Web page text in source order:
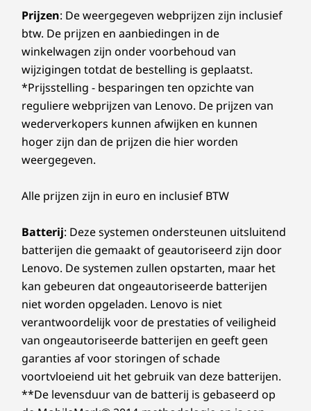
Prijzen: De weergegeven webprijzen zijn inclusief
btw. De prijzen en aanbiedingen in de
winkelwagen zijn onder voorbehoud van
wijzigingen totdat de bestelling is geplaatst.
*Prijsstelling - besparingen ten opzichte van
reguliere webprijzen van Lenovo. De prijzen van
wederverkopers kunnen afwijken en kunnen
hoger zijn dan de prijzen die hier worden
weergegeven.
Alle prijzen zijn in euro en inclusief BTW
Batterij: Deze systemen ondersteunen uitsluitend
batterijen die gemaakt of geautoriseerd zijn door
Lenovo. De systemen zullen opstarten, maar het
kan gebeuren dat ongeautoriseerde batterijen
niet worden opgeladen. Lenovo is niet
verantwoordelijk voor de prestaties of veiligheid
van ongeautoriseerde batterijen en geeft geen
garanties af voor storingen of schade
voortvloeiend uit het gebruik van deze batterijen.
**De levensduur van de batterij is gebaseerd op